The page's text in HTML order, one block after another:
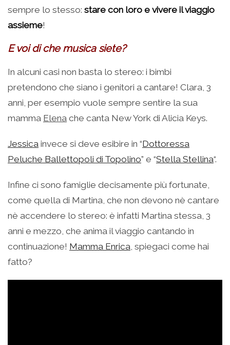
sempre lo stesso: stare con loro e vivere il viaggio
assieme!
E voi di che musica siete?
In alcuni casi non basta lo stereo: i bimbi
pretendono che siano i genitori a cantare! Clara, 3
anni, per esempio vuole sempre sentire la sua
mamma Elena che canta New York di Alicia Keys.
Jessica invece si deve esibire in “Dottoressa
Peluche Ballettopoli di Topolino” e “Stella Stellina“.
Infine ci sono famiglie decisamente più fortunate,
come quella di Martina, che non devono nè cantare
nè accendere lo stereo: è infatti Martina stessa, 3
anni e mezzo, che anima il viaggio cantando in
continuazione! Mamma Enrica , spiegaci come hai
fatto?